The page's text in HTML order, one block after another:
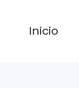
Inicio